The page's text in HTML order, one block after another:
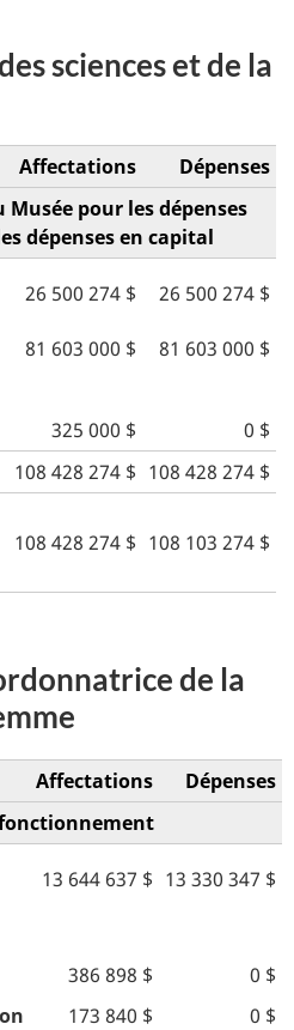
sciences et de la
Affectations
Dépenses
Musée pour les dépenses
dépenses en capital
26 500 274 $ 26 500 274 $
81 603 000 $
81 603 000 $
325 000 $
0 $
108 428 274 $ 108 428 274 $
108 428 274 $ 108 103 274 $
de la
Affectations
Dépenses
fonctionnement
13 644 637 $ 13 330 347 $
386 898 $
0 $
173 840 $
0 $